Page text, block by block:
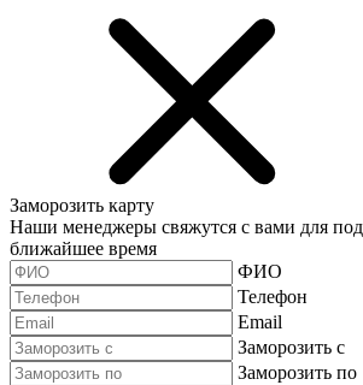
Заморозить карту
Наши менеджеры свяжутся с вами для
ближайшее время
ФИО
Телефон
Email
Заморозить с
Заморозить по